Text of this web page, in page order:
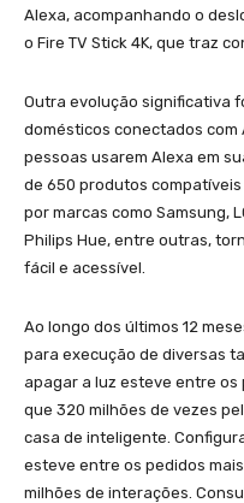
Alexa, acompanhando o
o Fire TV Stick 4K, que traz
Outra evolução significativa
domésticos conectados com
pessoas usarem Alexa em
de 650 produtos
por marcas como Samsung,
Philips Hue, entre outras,
fácil e acessível.
Ao longo dos últimos 12
para execução de diversas
apagar a luz esteve entre os
que 320 milhões de vezes
casa de inteligente.
esteve entre os pedidos
milhões de interações.